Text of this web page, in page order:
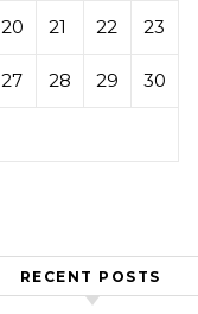
20 21 22 23
27 28 29 30
RECENT POSTS